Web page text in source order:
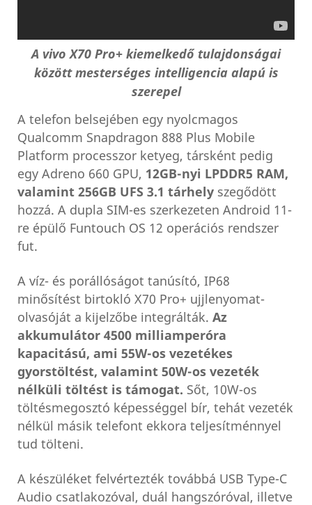
A vivo X70 Pro+ kiemelkedő tulajdonságai
között mesterséges intelligencia alapú is
szerepel
A telefon belsejében egy nyolcmagos
Qualcomm Snapdragon 888 Plus Mobile
Platform processzor ketyeg, társként pedig
egy Adreno 660 GPU, 12GB-nyi LPDDR5 RAM,
valamint 256GB UFS 3.1 tárhely szegődött
hozzá. A dupla SIM-es szerkezeten Android 11-
re épülő Funtouch OS 12 operációs rendszer
fut.
A víz- és porállóságot tanúsító, IP68
minősítést birtokló X70 Pro+ ujjlenyomat-
olvasóját a kijelzőbe integrálták. Az
akkumulátor 4500 milliamperóra
kapacitású, ami 55W-os vezetékes
gyorstöltést, valamint 50W-os vezeték
nélküli töltést is támogat. Sőt, 10W-os
töltésmegosztó képességgel bír, tehát vezeték
nélkül másik telefont ekkora teljesítménnyel
tud tölteni.
A készüléket felvértezték továbbá USB Type-C
Audio csatlakozóval, duál hangszóróval, illetve